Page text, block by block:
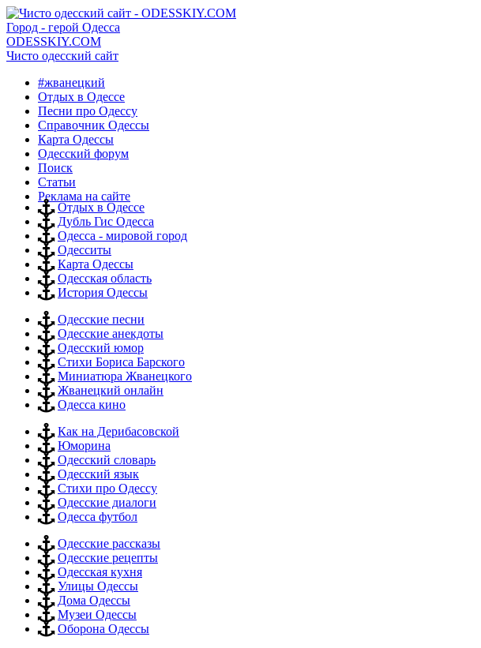
Город - герой Одесса
ODESSKIY.COM
Чисто одесский сайт
#жванецкий
Отдых в Одессе
Песни про Одессу
Справочник Одессы
Карта Одессы
Одесский форум
Поиск
Статьи
Реклама на сайте
Отдых в Одессе
Дубль Гис Одесса
Одесса - мировой город
Одесситы
Карта Одессы
Одесская область
История Одессы
Одесские песни
Одесские анекдоты
Одесский юмор
Стихи Бориса Барского
Миниатюра Жванецкого
Жванецкий онлайн
Одесса кино
Как на Дерибасовской
Юморина
Одесский словарь
Одесский язык
Стихи про Одессу
Одесские диалоги
Одесса футбол
Одесские рассказы
Одесские рецепты
Одесская кухня
Улицы Одессы
Дома Одессы
Музеи Одессы
Оборона Одессы